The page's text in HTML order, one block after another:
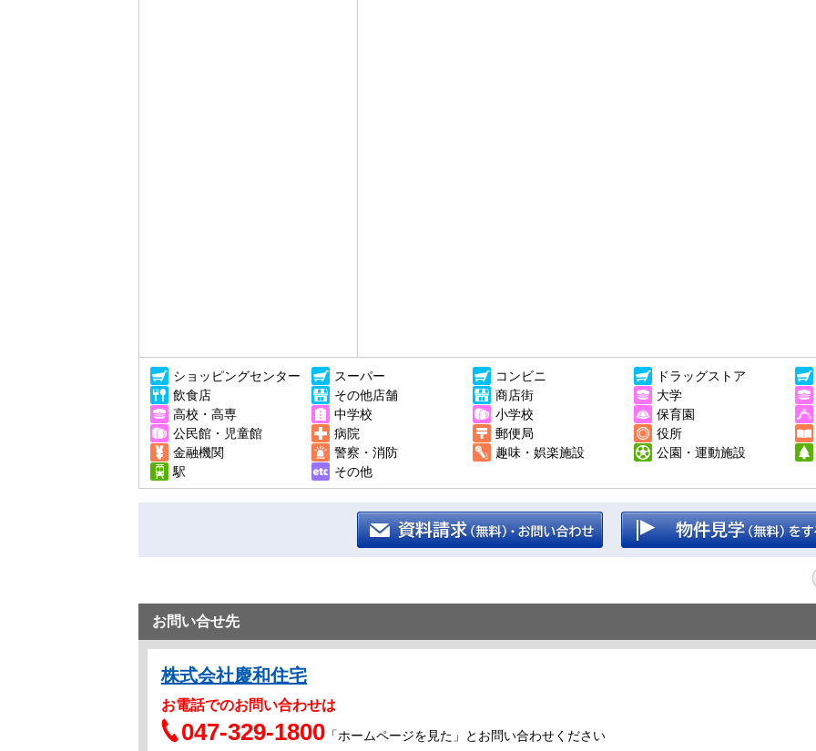
ショッピングセンター スーパー コンビニ ドラッグストア
飲食店
その他店舗 商店街 大学
高校・高専
中学校 小学校 保育園
公民館・児童館
病院 郵便局 役所
金融機関
警察・消防 趣味・娯楽施設 公園・運動施設
駅
その他
お問い合せ先
株式会社慶和住宅
お電話でのお問い合わせは
047-329-1800 「ホームページを見た」とお問い合わせください